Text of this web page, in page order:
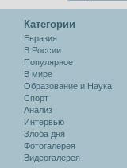
Категории
Евразия
В России
Популярное
В мире
Образование и Наука
Спорт
Анализ
Интервью
Злоба дня
Фотогалерея
Видеогалерея